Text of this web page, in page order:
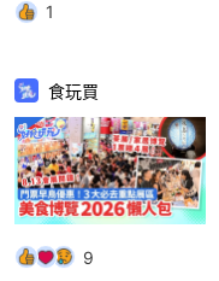
1
食玩買
9